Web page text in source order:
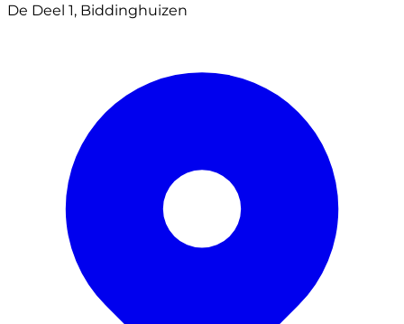
De Deel 1, Biddinghuizen